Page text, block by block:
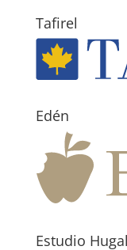
Tafirel
Edén
Estudio